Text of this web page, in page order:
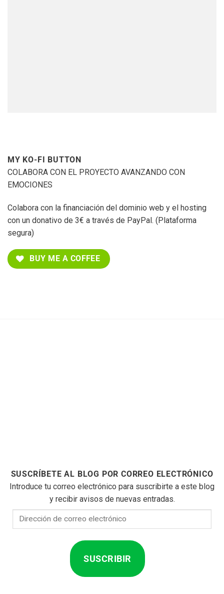
MY KO-FI BUTTON
COLABORA CON EL PROYECTO AVANZANDO CON
EMOCIONES
Colabora con la financiación del dominio web y el hosting
con un donativo de 3€ a través de PayPal. (Plataforma
segura)
BUY ME A COFFEE
SUSCRÍBETE AL BLOG POR CORREO ELECTRÓNICO
Introduce tu correo electrónico para suscribirte a este blog
y recibir avisos de nuevas entradas.
Dirección
SUSCRIBIR